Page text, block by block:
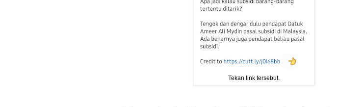
Tekan link tersebut.